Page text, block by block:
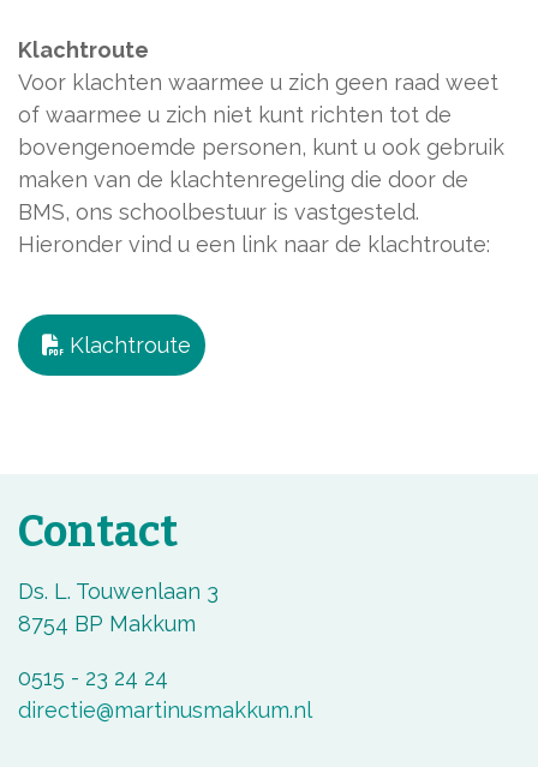
Klachtroute
Voor klachten waarmee u zich geen raad weet
of waarmee u zich niet kunt richten tot de
bovengenoemde personen, kunt u ook gebruik
maken van de klachtenregeling die door de
BMS, ons schoolbestuur is vastgesteld.
Hieronder vind u een link naar de klachtroute:
Klachtroute
Contact
Ds. L. Touwenlaan 3
8754 BP Makkum
0515 - 23 24 24
directie@martinusmakkum.nl